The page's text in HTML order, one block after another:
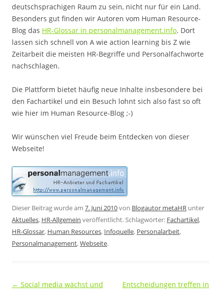
deutschsprachigen Raum zu sein, nicht nur für ein Land.
Besonders gut finden wir Autoren vom Human Resource-
Blog das HR-Glossar in personalmanagement.info. Dort
lassen sich schnell von A wie action learning bis Z wie
Zeitarbeit die meisten HR-Begriffe und Personalfachworte
nachschlagen.
Die Plattform bietet häufig neue Inhalte insbesondere bei
den Fachartikel und ein Besuch lohnt sich also fast so oft
wie hier im Human Resource-Blog ;-)
Wir wünschen viel Freude beim Entdecken von dieser
Webseite!
Dieser Beitrag wurde am 7. Juni 2010von Blogautor metaHR unter
Aktuelles, HR-Allgemein veröffentlicht. Schlagwörter: Fachartikel,
HR-Glossar, Human Resources, Infoquelle, Personalarbeit,
Personalmanagement,Webseite.
Beitragsnavigation
← Social media wächst und
Entscheidungen treffen in